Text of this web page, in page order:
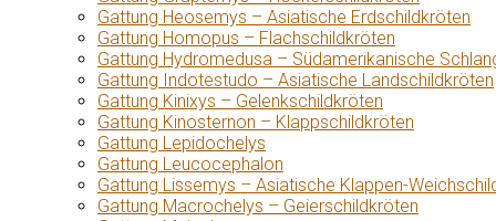
Gattung Heosemys – Asiatische Erdschildkröten
Gattung Homopus – Flachschildkröten
Gattung Hydromedusa – Südamerikanische
Gattung Indotestudo – Asiatische Landschildkröten
Gattung Kinixys – Gelenkschildkröten
Gattung Kinosternon – Klappschildkröten
Gattung Lepidochelys
Gattung Leucocephalon
Gattung Lissemys – Asiatische Klappen-
Gattung Macrochelys – Geierschildkröten